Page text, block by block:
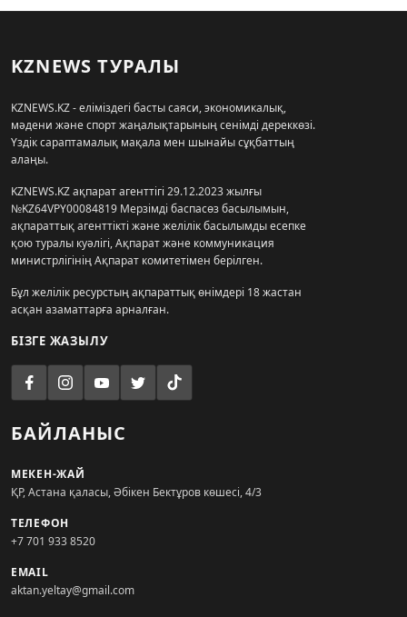
KZNEWS ТУРАЛЫ
KZNEWS.KZ - еліміздегі басты саяси, экономикалық,
мәдени және спорт жаңалықтарының сенімді дереккөзі.
Үздік сараптамалық мақала мен шынайы сұқбаттың
алаңы.
KZNEWS.KZ ақпарат агенттігі 29.12.2023 жылғы
№KZ64VPY00084819 Мерзімді баспасөз басылымын,
ақпараттық агенттікті және желілік басылымды есепке
қою туралы куәлігі, Ақпарат және коммуникация
министрлігінің Ақпарат комитетімен берілген.
Бұл желілік ресурстың ақпараттық өнімдері 18 жастан
асқан азаматтарға арналған.
БІЗГЕ ЖАЗЫЛУ
БАЙЛАНЫС
МЕКЕН-ЖАЙ
ҚР, Астана қаласы, Әбікен Бектұров көшесі, 4/3
ТЕЛЕФОН
+7 701 933 8520
EMAIL
aktan.yeltay@gmail.com